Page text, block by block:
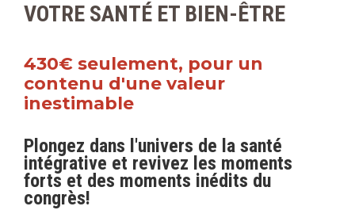
VOTRE SANTÉ ET BIEN-ÊTRE
430€ seulement, pour un
contenu d'une valeur
inestimable
Plongez dans l'univers de la santé
intégrative et revivez les moments
forts et des moments inédits du
congrès!